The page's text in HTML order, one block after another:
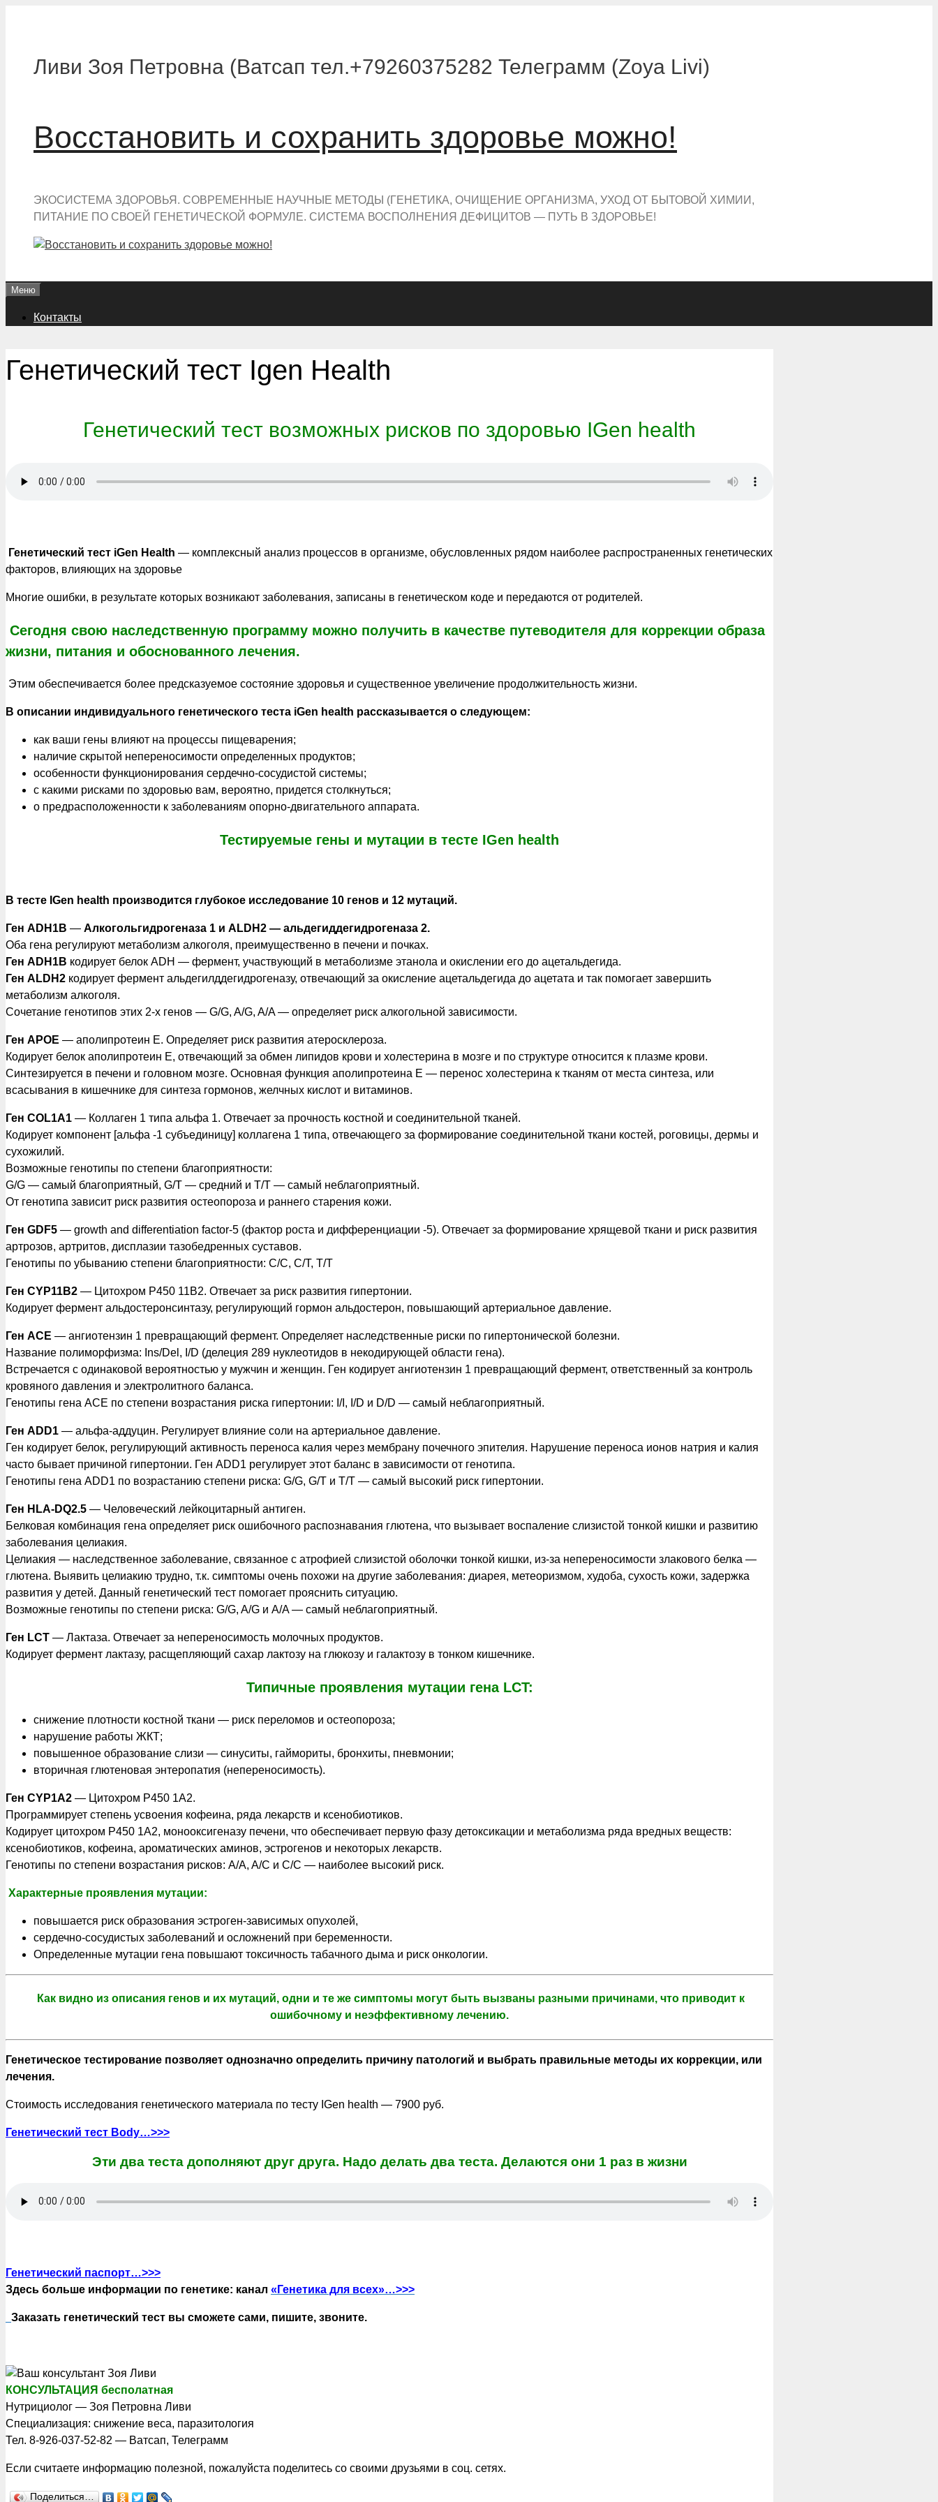
Ливи Зоя Петровна (Ватсап тел.+79260375282 Телеграмм (Zoya Livi)
Восстановить и сохранить здоровье можно!
ЭКОСИСТЕМА ЗДОРОВЬЯ. СОВРЕМЕННЫЕ НАУЧНЫЕ МЕТОДЫ (ГЕНЕТИКА, ОЧИЩЕНИЕ ОРГАНИЗМА, УХОД ОТ БЫТОВОЙ ХИМИИ,
ПИТАНИЕ ПО СВОЕЙ ГЕНЕТИЧЕСКОЙ ФОРМУЛЕ. СИСТЕМА ВОСПОЛНЕНИЯ ДЕФИЦИТОВ — ПУТЬ В ЗДОРОВЬЕ!
Меню
Контакты
Генетический тест Igen Health
Генетический тест возможных рисков по здоровью IGen health
Генетический тест iGen Health — комплексный анализ процессов в организме, обусловленных рядом наиболее распространенных генетических
факторов, влияющих на здоровье
Многие ошибки, в результате которых возникают заболевания, записаны в генетическом коде и передаются от родителей.
Сегодня свою наследственную программу можно получить в качестве путеводителя для коррекции образа
жизни, питания и обоснованного лечения.
Этим обеспечивается более предсказуемое состояние здоровья и существенное увеличение продолжительность жизни.
В описании индивидуального генетического теста iGen health рассказывается о следующем:
как ваши гены влияют на процессы пищеварения;
наличие скрытой непереносимости определенных продуктов;
особенности функционирования сердечно-сосудистой системы;
с какими рисками по здоровью вам, вероятно, придется столкнуться;
о предрасположенности к заболеваниям опорно-двигательного аппарата.
Тестируемые гены и мутации в тесте IGen health
В тесте IGen health производится глубокое исследование 10 генов и 12 мутаций.
Ген ADH1B — Алкогольгидрогеназа 1 и ALDH2 — альдегиддегидрогеназа 2.
Оба гена регулируют метаболизм алкоголя, преимущественно в печени и почках.
Ген ADH1B кодирует белок ADH — фермент, участвующий в метаболизме этанола и окислении его до ацетальдегида.
Ген ALDH2 кодирует фермент альдегилддегидрогеназу, отвечающий за окисление ацетальдегида до ацетата и так помогает завершить
метаболизм алкоголя.
Сочетание генотипов этих 2-х генов — G/G, A/G, A/A — определяет риск алкогольной зависимости.
Ген APOE — аполипротеин Е. Определяет риск развития атеросклероза.
Кодирует белок аполипротеин Е, отвечающий за обмен липидов крови и холестерина в мозге и по структуре относится к плазме крови.
Синтезируется в печени и головном мозге. Основная функция аполипротеина Е — перенос холестерина к тканям от места синтеза, или
всасывания в кишечнике для синтеза гормонов, желчных кислот и витаминов.
Ген COL1A1 — Коллаген 1 типа альфа 1. Отвечает за прочность костной и соединительной тканей.
Кодирует компонент [альфа -1 субъединицу] коллагена 1 типа, отвечающего за формирование соединительной ткани костей, роговицы, дермы и
сухожилий.
Возможные генотипы по степени благоприятности:
G/G — самый благоприятный, G/T — средний и T/T — самый неблагоприятный.
От генотипа зависит риск развития остеопороза и раннего старения кожи.
Ген GDF5 — growth and differentiation factor-5 (фактор роста и дифференциации -5). Отвечает за формирование хрящевой ткани и риск развития
артрозов, артритов, дисплазии тазобедренных суставов.
Генотипы по убыванию степени благоприятности: C/C, C/T, T/T
Ген CYP11B2 — Цитохром P450 11B2. Отвечает за риск развития гипертонии.
Кодирует фермент альдостеронсинтазу, регулирующий гормон альдостерон, повышающий артериальное давление.
Ген АСЕ — ангиотензин 1 превращающий фермент. Определяет наследственные риски по гипертонической болезни.
Название полиморфизма: Ins/Del, I/D (делеция 289 нуклеотидов в некодирующей области гена).
Встречается с одинаковой вероятностью у мужчин и женщин. Ген кодирует ангиотензин 1 превращающий фермент, ответственный за контроль
кровяного давления и электролитного баланса.
Генотипы гена ACE по степени возрастания риска гипертонии: I/I, I/D и D/D — самый неблагоприятный.
Ген ADD1 — альфа-аддуцин. Регулирует влияние соли на артериальное давление.
Ген кодирует белок, регулирующий активность переноса калия через мембрану почечного эпителия. Нарушение переноса ионов натрия и калия
часто бывает причиной гипертонии. Ген ADD1 регулирует этот баланс в зависимости от генотипа.
Генотипы гена ADD1 по возрастанию степени риска: G/G, G/T и T/T — самый высокий риск гипертонии.
Ген HLA-DQ2.5 — Человеческий лейкоцитарный антиген.
Белковая комбинация гена определяет риск ошибочного распознавания глютена, что вызывает воспаление слизистой тонкой кишки и развитию
заболевания целиакия.
Целиакия — наследственное заболевание, связанное с атрофией слизистой оболочки тонкой кишки, из-за непереносимости злакового белка —
глютена. Выявить целиакию трудно, т.к. симптомы очень похожи на другие заболевания: диарея, метеоризмом, худоба, сухость кожи, задержка
развития у детей. Данный генетический тест помогает прояснить ситуацию.
Возможные генотипы по степени риска: G/G, A/G и A/A — самый неблагоприятный.
Ген LCT — Лактаза. Отвечает за непереносимость молочных продуктов.
Кодирует фермент лактазу, расщепляющий сахар лактозу на глюкозу и галактозу в тонком кишечнике.
Типичные проявления мутации гена LCT:
снижение плотности костной ткани — риск переломов и остеопороза;
нарушение работы ЖКТ;
повышенное образование слизи — синуситы, гаймориты, бронхиты, пневмонии;
вторичная глютеновая энтеропатия (непереносимость).
Ген CYP1A2 — Цитохром P450 1A2.
Программирует степень усвоения кофеина, ряда лекарств и ксенобиотиков.
Кодирует цитохром P450 1A2, монооксигеназу печени, что обеспечивает первую фазу детоксикации и метаболизма ряда вредных веществ:
ксенобиотиков, кофеина, ароматических аминов, эстрогенов и некоторых лекарств.
Генотипы по степени возрастания рисков: A/A, A/C и C/C — наиболее высокий риск.
Характерные проявления мутации:
повышается риск образования эстроген-зависимых опухолей,
сердечно-сосудистых заболеваний и осложнений при беременности.
Определенные мутации гена повышают токсичность табачного дыма и риск онкологии.
Как видно из описания генов и их мутаций, одни и те же симптомы могут быть вызваны разными причинами, что приводит к
ошибочному и неэффективному лечению.
Генетическое тестирование позволяет однозначно определить причину патологий и выбрать правильные методы их коррекции, или
лечения.
Стоимость исследования генетического материала по тесту IGen health — 7900 руб.
Генетический тест Body…>>>
Эти два теста дополняют друг друга. Надо делать два теста. Делаются они 1 раз в жизни
Генетический паспорт…>>>
Здесь больше информации по генетике: канал «Генетика для всех»…>>>
Заказать генетический тест вы сможете сами, пишите, звоните.
КОНСУЛЬТАЦИЯ бесполатная
Нутрициолог — Зоя Петровна Ливи
Специализация: снижение веса, паразитология
Тел. 8-926-037-52-82 — Ватсап, Телеграмм
Если считаете информацию полезной, пожалуйста поделитесь со своими друзьями в соц. сетях.
Поделиться…